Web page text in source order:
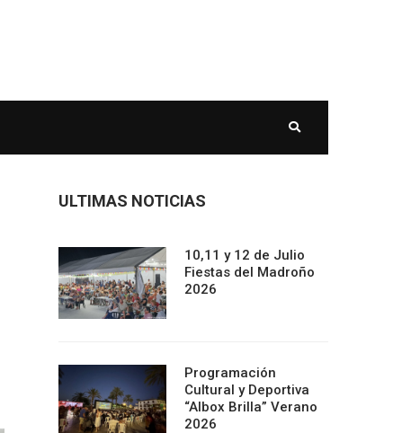
ULTIMAS NOTICIAS
10,11 y 12 de Julio
Fiestas del Madroño
2026
Programación
Cultural y Deportiva
“Albox Brilla” Verano
2026